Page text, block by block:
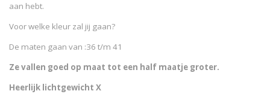
aan hebt.
Voor welke kleur zal jij gaan?
De maten gaan van :36 t/m 41
Ze vallen goed op maat tot een half maatje groter.
Heerlijk lichtgewicht X